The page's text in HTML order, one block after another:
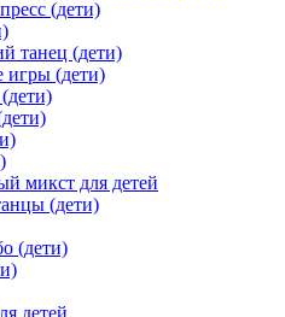
(дети)
танец (дети)
игры (дети)
микст для детей
(дети)
(дети)
детей